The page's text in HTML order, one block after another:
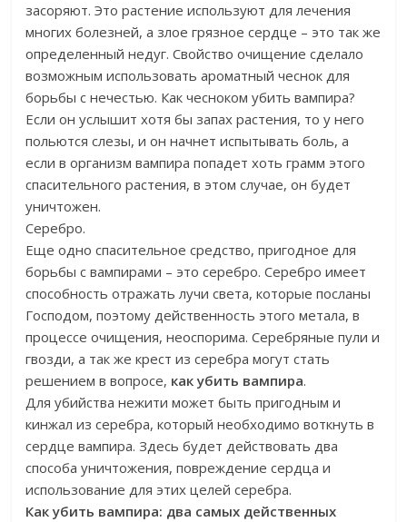
засоряют. Это растение используют для лечения
многих болезней, а злое грязное сердце – это так же
определенный недуг. Свойство очищение сделало
возможным использовать ароматный чеснок для
борьбы с нечестью. Как чесноком убить вампира?
Если он услышит хотя бы запах растения, то у него
польются слезы, и он начнет испытывать боль, а
если в организм вампира попадет хоть грамм этого
спасительного растения, в этом случае, он будет
уничтожен.
Серебро.
Еще одно спасительное средство, пригодное для
борьбы с вампирами – это серебро. Серебро имеет
способность отражать лучи света, которые посланы
Господом, поэтому действенность этого метала, в
процессе очищения, неоспорима. Серебряные пули и
гвозди, а так же крест из серебра могут стать
решением в вопросе, как убить вампира.
Для убийства нежити может быть пригодным и
кинжал из серебра, который необходимо воткнуть в
сердце вампира. Здесь будет действовать два
способа уничтожения, повреждение сердца и
использование для этих целей серебра.
Как убить вампира: два самых действенных